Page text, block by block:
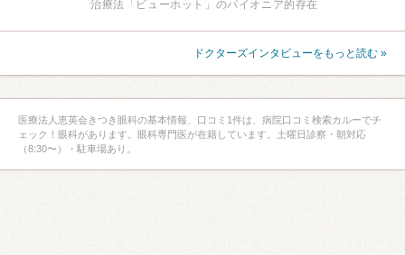
治療法「ビューホット」のパイオニア的存在
ドクターズインタビューをもっと読む »
医療法人恵英会きつき眼科の基本情報、口コミ1件は、病院口コミ検索カルーでチ
ェック！眼科があります。眼科専門医が在籍しています。土曜日診察・朝対応
（8:30〜）・駐車場あり。